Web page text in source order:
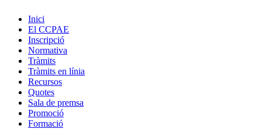
Inici
El CCPAE
Inscripció
Normativa
Tràmits
Tràmits en línia
Recursos
Quotes
Sala de premsa
Promoció
Formació